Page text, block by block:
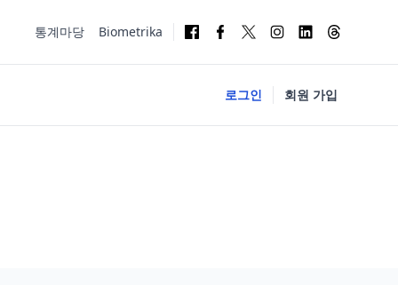
통계마당 Biometrika
로그인 회원 가입